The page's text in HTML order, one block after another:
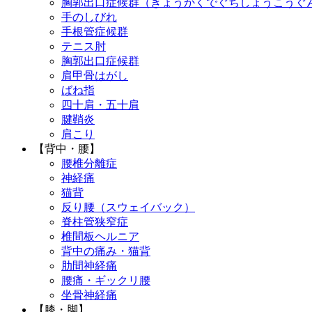
胸郭出口症候群（きょうかくでぐちしょうこうぐ
手のしびれ
手根管症候群
テニス肘
胸郭出口症候群
肩甲骨はがし
ばね指
四十肩・五十肩
腱鞘炎
肩こり
【背中・腰】
腰椎分離症
神経痛
猫背
反り腰（スウェイバック）
脊柱管狭窄症
椎間板ヘルニア
背中の痛み・猫背
肋間神経痛
腰痛・ギックリ腰
坐骨神経痛
【膝・脚】